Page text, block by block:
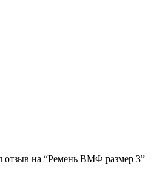
отзыв на “Ремень ВМФ размер 3”